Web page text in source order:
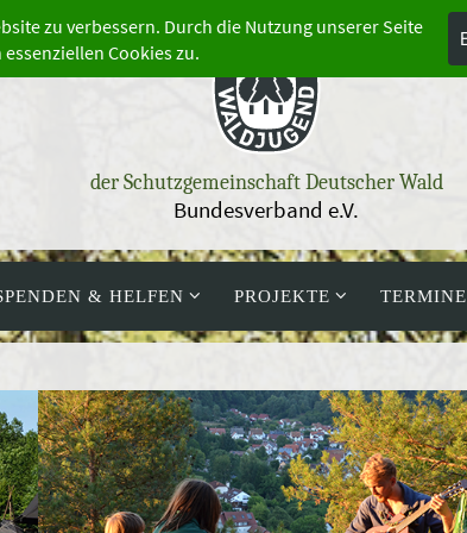
der Schutzgemeinschaft Deutscher Wald
Bundesverband e.V.
& HELFEN PROJEKTE TERMINE